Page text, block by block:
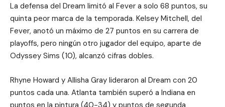
La defensa del Dream limitó al Fever a solo 68 puntos, su
quinta peor marca de la temporada. Kelsey Mitchell, del
Fever, anotó un máximo de 27 puntos en su carrera de
playoffs, pero ningún otro jugador del equipo, aparte de
Odyssey Sims (10), alcanzó cifras dobles.
Rhyne Howard y Allisha Gray lideraron al Dream con 20
puntos cada una. Atlanta también superó a Indiana en
puntos en la pintura (40-34) y puntos de segunda